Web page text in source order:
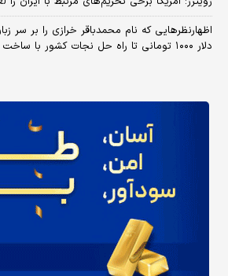
اظهارنظرهایی که نام محمدباقر خرازی را بر سر
دلار ۱۰۰۰ تومانی تا راه حل نجات کشور با ساخت بمب اتم و شلیک آن!